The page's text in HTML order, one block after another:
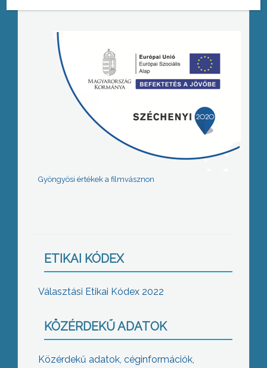
Gyöngyösi értékek a filmvásznon
ETIKAI KÓDEX
Választási Etikai Kódex 2022
KÖZÉRDEKŰ ADATOK
Közérdekű adatok, céginformációk,